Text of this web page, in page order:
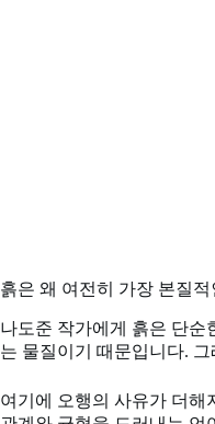
흙은 왜 여전히 가장 본질
나도준 작가에게 흙은 단순
는 물질이기 때문입니다.
여기에 오행의 사유가 더해